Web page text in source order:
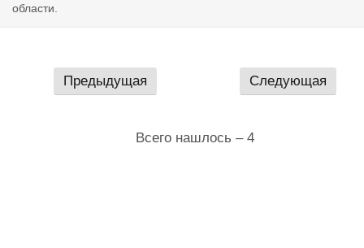
области.
Предыдущая Следующая
Всего нашлось – 4